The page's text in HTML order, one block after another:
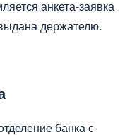
анкета-заявка
держателю.
банка с